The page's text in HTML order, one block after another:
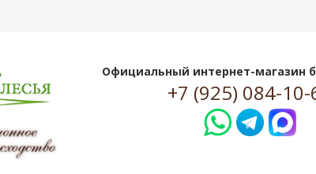
Официальный интернет-магазин
+7 (925) 084-10-